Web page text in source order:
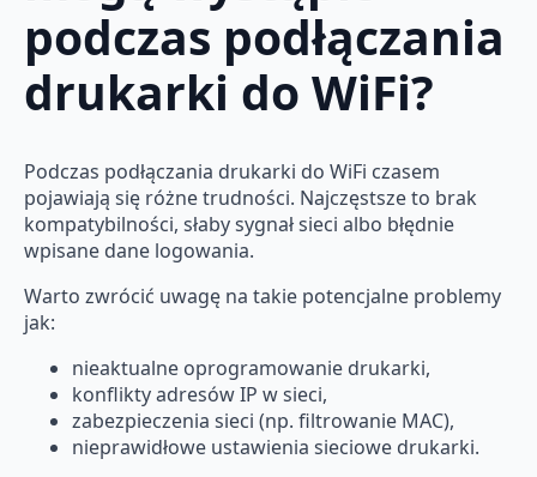
podczas podłączania
drukarki do WiFi?
Podczas podłączania drukarki do WiFi czasem
pojawiają się różne trudności. Najczęstsze to brak
kompatybilności, słaby sygnał sieci albo błędnie
wpisane dane logowania.
Warto zwrócić uwagę na takie potencjalne problemy
jak:
nieaktualne oprogramowanie drukarki,
konflikty adresów IP w sieci,
zabezpieczenia sieci (np. filtrowanie MAC),
nieprawidłowe ustawienia sieciowe drukarki.